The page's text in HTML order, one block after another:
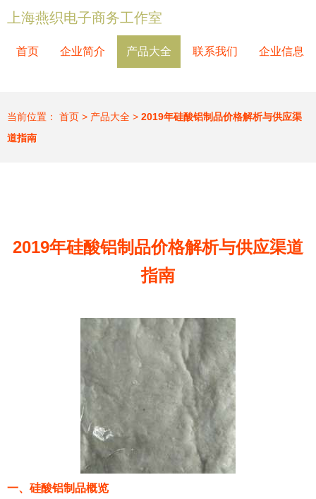
上海燕织电子商务工作室
首页 企业简介 产品大全 联系我们 企业信息
当前位置： 首页 > 产品大全 > 2019年硅酸铝制品价格解析与供应渠
道指南
2019年硅酸铝制品价格解析与供应渠道
指南
一、硅酸铝制品概览